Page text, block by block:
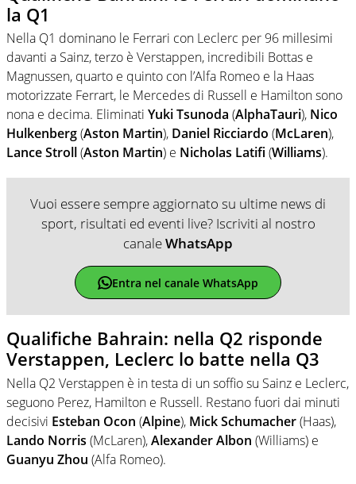
la Q1
Nella Q1 dominano le Ferrari con Leclerc per 96 millesimi
davanti a Sainz, terzo è Verstappen, incredibili Bottas e
Magnussen, quarto e quinto con l’Alfa Romeo e la Haas
motorizzate Ferrart, le Mercedes di Russell e Hamilton sono
nona e decima. Eliminati Yuki Tsunoda (AlphaTauri), Nico
Hulkenberg(Aston Martin), Daniel Ricciardo (McLaren),
Lance Stroll(Aston Martin) e Nicholas Latifi (Williams).
Vuoi essere sempre aggiornato su ultime news di
sport, risultati ed eventi live? Iscriviti al nostro
canaleWhatsApp
Entra nel canale WhatsApp
Qualifiche Bahrain: nella Q2 risponde
Verstappen, Leclerc lo batte nella Q3
Nella Q2 Verstappen è in testa di un soffio su Sainz e Leclerc,
seguono Perez, Hamilton e Russell. Restano fuori dai minuti
decisivi Esteban Ocon (Alpine), Mick Schumacher(Haas),
Lando Norris (McLaren),Alexander Albon (Williams) e
Guanyu Zhou (Alfa Romeo).